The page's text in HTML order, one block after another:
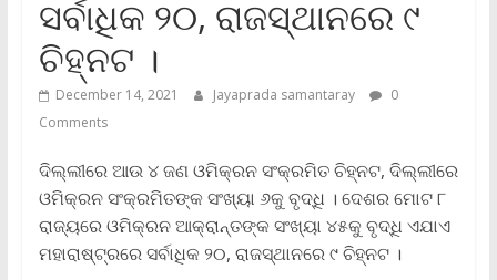
ସର୍ବାଧିକ ୨୦, ରାଜସ୍ଥାନରେ ୯
ଚିହ୍ନଟ ।
December 14, 2021 Jayaprada samantaray
0
Comments
ଦିଲ୍ଲୀରେ ଆଉ ୪ ଜଣ ଓମିକ୍ରନ ସଂକ୍ରମିତ ଚିହ୍ନଟ, ଦିଲ୍ଲୀରେ
ଓମିକ୍ରନ ସଂକ୍ରମିତଙ୍କ ସଂଖ୍ୟା ୬କୁ ବୃଦ୍ଧି । ଦେଶର ମୋଟ ୮
ରାଜ୍ୟରେ ଓମିକ୍ରନ ଆକ୍ରାନ୍ତଙ୍କ ସଂଖ୍ୟା ୪୫କୁ ବୃଦ୍ଧି ଏଯାଏ
ମହାରାଷ୍ଟ୍ରରେ ସର୍ବାଧିକ ୨୦, ରାଜସ୍ଥାନରେ ୯ ଚିହ୍ନଟ ।